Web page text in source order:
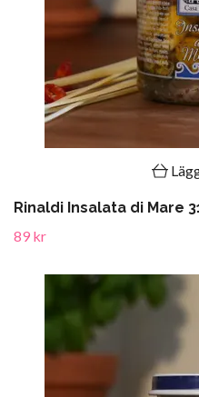
Rinaldi Insalata di Mare
89 kr